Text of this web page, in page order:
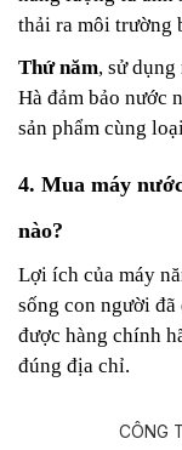
thải ra môi trường
Thứ năm, sử
Hà đảm bảo nước
sản phẩm cùng
4. Mua máy
nào?
Lợi ích của máy
sống con người
được hàng chính
đúng địa chỉ.